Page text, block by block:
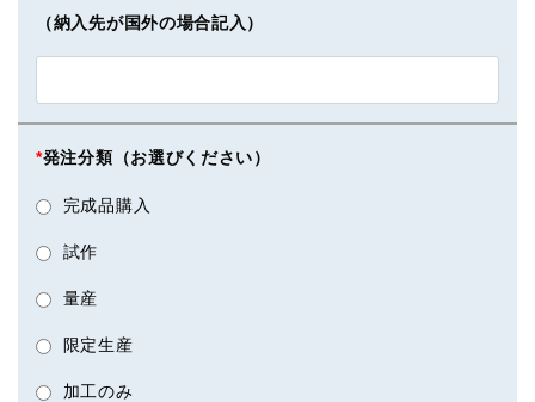
（納入先が国外の場合記入）
*発注分類（お選びください）
完成品購入
試作
量産
限定生産
加工のみ